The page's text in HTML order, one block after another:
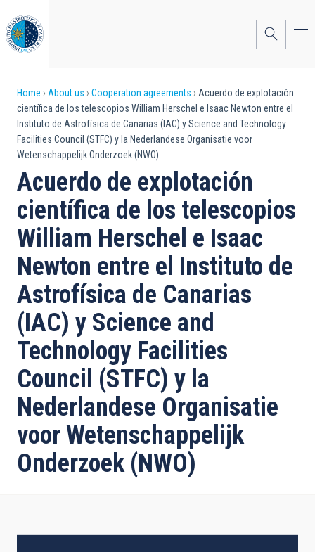
to
main
content
Breadcrumb
Home About us Cooperation agreements
Acuerdo de explotación
científica de los telescopios William Herschel e Isaac Newton entre el
Instituto de Astrofísica de Canarias (IAC) y Science and Technology
Facilities Council (STFC) y la Nederlandese Organisatie voor
Wetenschappelijk Onderzoek (NWO)
Acuerdo de explotación
científica de los telescopios
William Herschel e Isaac
Newton entre el Instituto de
Astrofísica de Canarias
(IAC) y Science and
Technology Facilities
Council (STFC) y la
Nederlandese Organisatie
voor Wetenschappelijk
Onderzoek (NWO)